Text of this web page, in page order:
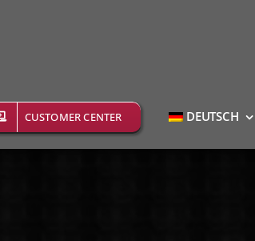
CUSTOMER CENTER DEUTSCH